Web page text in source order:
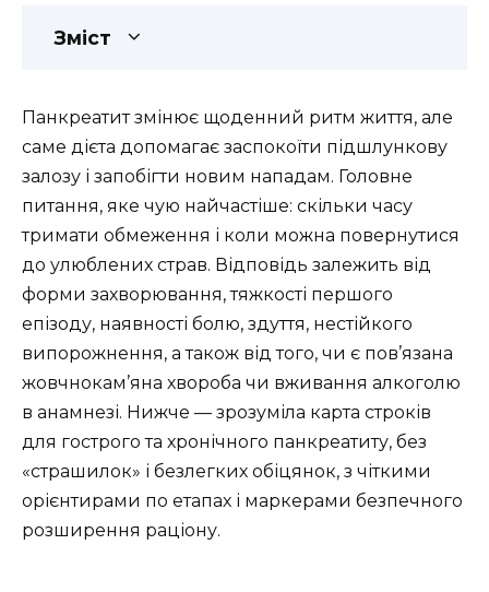
Зміст
Панкреатит змінює щоденний ритм життя, але
саме дієта допомагає заспокоїти підшлункову
залозу і запобігти новим нападам. Головне
питання, яке чую найчастіше: скільки часу
тримати обмеження і коли можна повернутися
до улюблених страв. Відповідь залежить від
форми захворювання, тяжкості першого
епізоду, наявності болю, здуття, нестійкого
випорожнення, а також від того, чи є пов’язана
жовчнокам’яна хвороба чи вживання алкоголю
в анамнезі. Нижче — зрозуміла карта строків
для гострого та хронічного панкреатиту, без
«страшилок» і безлегких обіцянок, з чіткими
орієнтирами по етапах і маркерами безпечного
розширення раціону.